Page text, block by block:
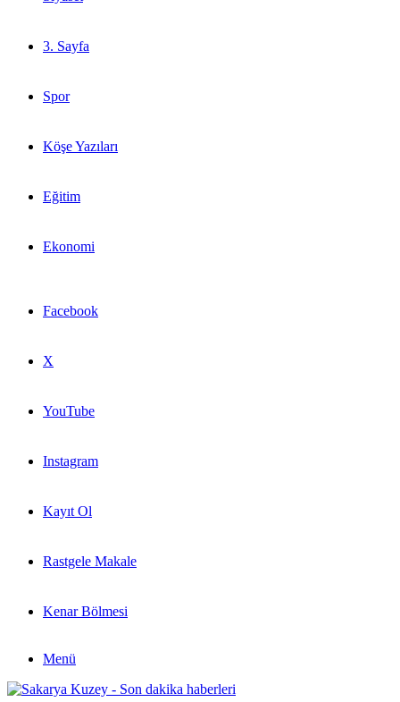
3. Sayfa
Spor
Köşe Yazıları
Eğitim
Ekonomi
Facebook
X
YouTube
Instagram
Kayıt Ol
Rastgele Makale
Kenar Bölmesi
Menü